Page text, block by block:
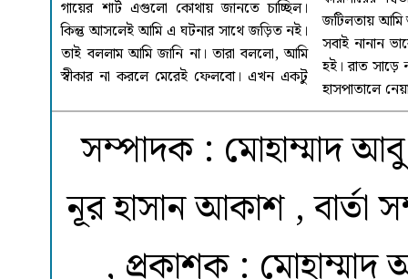
সম্পাদক : মোহাম্মাদ আবু
নূর হাসান আকাশ , বার্তা
, প্রকাশক : মোহাম্মাদ